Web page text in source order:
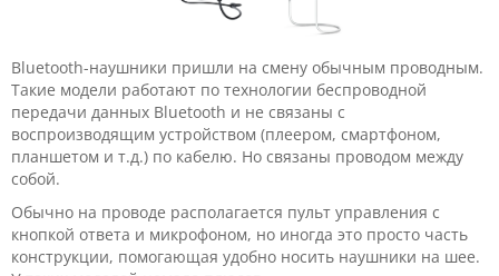
Bluetooth-наушники пришли на смену обычным проводным.
Такие модели работают по технологии беспроводной
передачи данных Bluetooth и не связаны с
воспроизводящим устройством (плеером, смартфоном,
планшетом и т.д.) по кабелю. Но связаны проводом между
собой.
Обычно на проводе располагается пульт управления с
кнопкой ответа и микрофоном, но иногда это просто часть
конструкции, помогающая удобно носить наушники на шее.